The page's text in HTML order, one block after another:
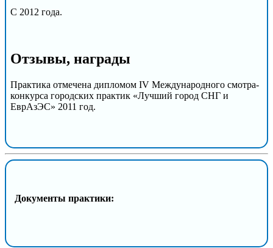
С 2012 года.
Отзывы, награды
Практика отмечена дипломом IV Международного смотра-
конкурса городских практик «Лучший город СНГ и
ЕврАзЭС» 2011 год.
Документы практики: